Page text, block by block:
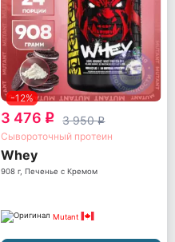
-12%
3 476 q 3 950q
Сывороточный протеин
Whey
908 г, Печенье с Кремом
Mutant